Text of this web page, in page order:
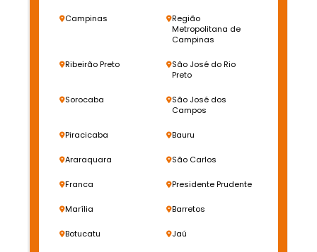
Campinas
Região
Metropolitana de
Campinas
Ribeirão Preto
São José do Rio
Preto
Sorocaba
São José dos
Campos
Piracicaba Bauru
Araraquara São Carlos
Franca Presidente Prudente
Marília Barretos
Botucatu Jaú